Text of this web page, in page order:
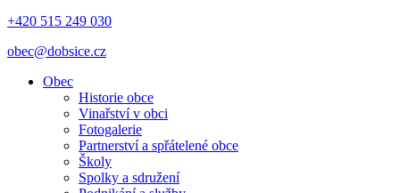
+420 515 249 030
obec@dobsice.cz
Obec
Historie obce
Vinařství v obci
Fotogalerie
Partnerství a spřátelené obce
Školy
Spolky a sdružení